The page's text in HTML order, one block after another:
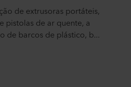
de extrusoras portáteis,
pistolas de ar quente, a
de barcos de plástico, b...